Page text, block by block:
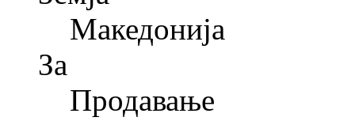
Македонија
За
Продавање